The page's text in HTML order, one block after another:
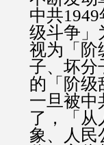
中共
级斗争」
视为「阶
子、坏分
的「阶级
一旦被中
了，「从
象、人民